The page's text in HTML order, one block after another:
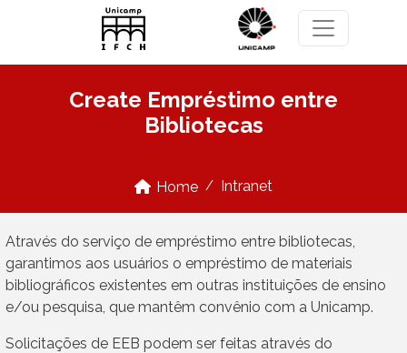
Skip to main content
Create Empréstimo entre
Bibliotecas
Home Intranet
Através do serviço de empréstimo entre bibliotecas,
garantimos aos usuários o empréstimo de materiais
bibliográficos existentes em outras instituições de ensino
e/ou pesquisa, que mantêm convênio com a Unicamp.
Solicitações de EEB podem ser feitas através do